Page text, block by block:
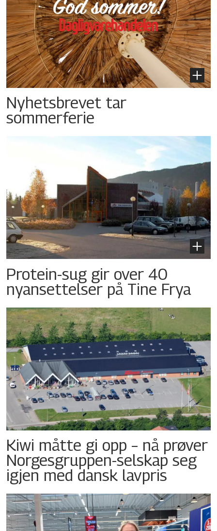
Nyhetsbrevet tar
sommerferie
Protein-sug gir over 40
nyansettelser på Tine Frya
Kiwi måtte gi opp – nå prøver
Norgesgruppen-selskap seg
igjen med dansk lavpris